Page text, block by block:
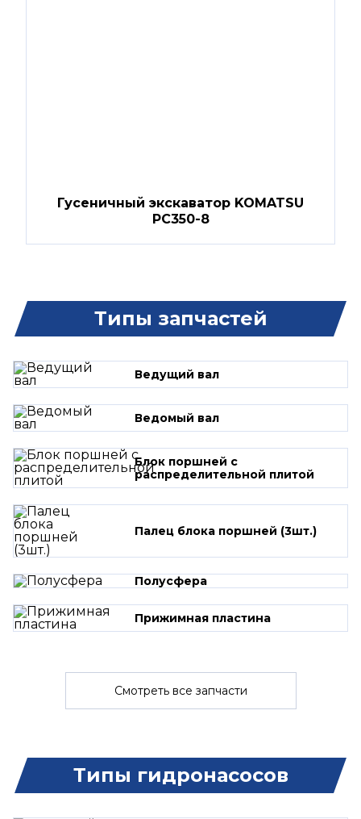
Гусеничный экскаватор KOMATSU
PC350-8
Типы запчастей
Ведущий вал
Ведомый вал
Блок поршней c
распределительной плитой
Палец блока поршней (3шт.)
Полусфера
Прижимная пластина
Смотреть все запчасти
Типы гидронасосов